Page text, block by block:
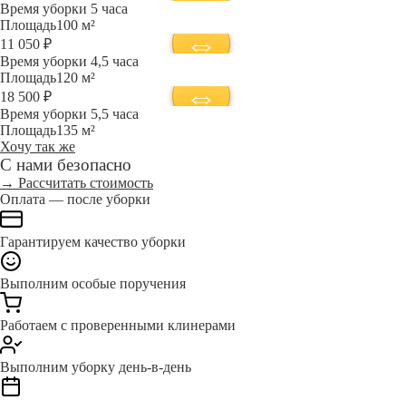
Время уборки 5 часа
Площадь100 м²
11 050 ₽
Время уборки 4,5 часа
Площадь120 м²
18 500 ₽
Время уборки 5,5 часа
Площадь135 м²
Хочу так же
С нами безопасно
→ Рассчитать стоимость
Оплата — после уборки
Гарантируем качество уборки
Выполним особые поручения
Работаем с проверенными клинерами
Выполним уборку день-в-день